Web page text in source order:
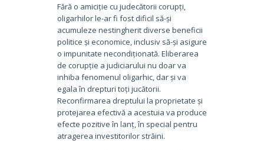
Fără o amiciție cu judecătorii corupți,
oligarhilor le-ar fi fost dificil să-și
acumuleze nestingherit diverse beneficii
politice și economice, inclusiv să-și asigure
o impunitate necondiționată. Eliberarea
de corupție a judiciarului nu doar va
inhiba fenomenul oligarhic, dar și va
egala în drepturi toți jucătorii.
Reconfirmarea dreptului la proprietate și
protejarea efectivă a acestuia va produce
efecte pozitive în lanț, în special pentru
atragerea investitorilor străini.